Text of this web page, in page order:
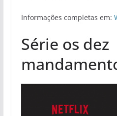
Informações completas em:
Série os dez